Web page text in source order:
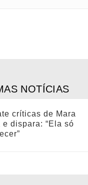
NOTÍCIAS
críticas de Mara
e dispara: “Ela só